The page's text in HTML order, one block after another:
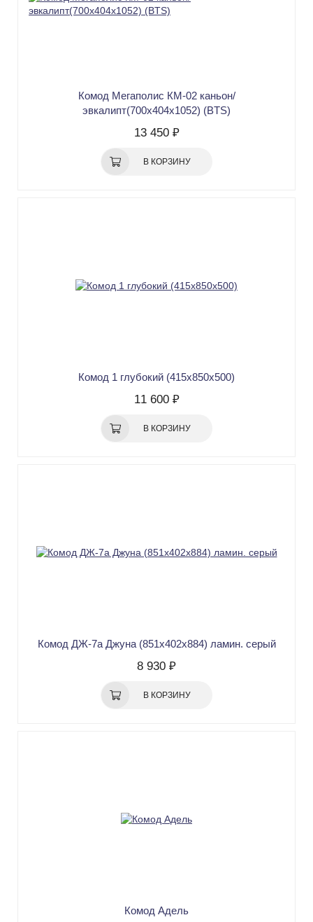
Комод Мегаполис КМ-02 каньон/
эвкалипт(700х404х1052) (BTS)
13 450 ₽
В КОРЗИНУ
Комод 1 глубокий (415х850х500)
11 600 ₽
В КОРЗИНУ
Комод ДЖ-7а Джуна (851х402х884) ламин. серый
8 930 ₽
В КОРЗИНУ
Комод Адель